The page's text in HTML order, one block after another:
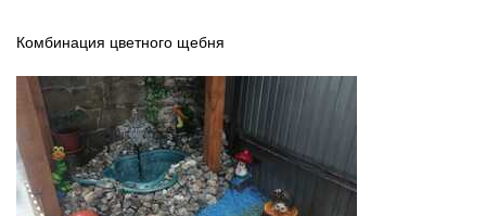
Комбинация цветного щебня